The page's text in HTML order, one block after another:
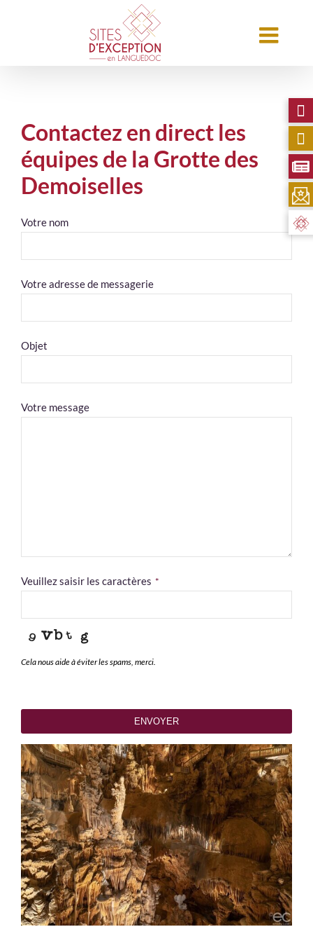
Contactez en direct les
équipes de la Grotte des
Demoiselles
Votre nom
Business
Email
Votre adresse de messagerie
Objet
Votre message
Veuillez saisir les caractères *
Cela nous aide à éviter les spams, merci.
ENVOYER